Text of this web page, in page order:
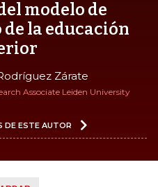
modelo de
la educación
Zárate
Associate Leiden University
DE ESTE AUTOR